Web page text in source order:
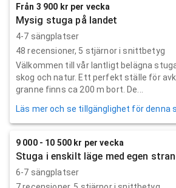
Från 3 900 kr per vecka
Mysig stuga på landet
4-7 sängplatser
48 recensioner, 5 stjärnor i snittbetyg
Välkommen till vår lantligt belägna
skog och natur. Ett perfekt ställe för
granne finns ca 200 m bort. De...
Läs mer och se tillgänglighet för denna
9 000 - 10 500 kr per vecka
Stuga i enskilt läge med egen
6-7 sängplatser